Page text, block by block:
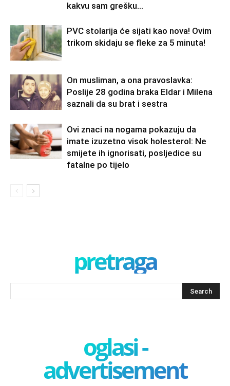
kakvu sam grešku...
PVC stolarija će sijati kao nova! Ovim
trikom skidaju se fleke za 5 minuta!
On musliman, a ona pravoslavka:
Poslije 28 godina braka Eldar i Milena
saznali da su brat i sestra
Ovi znaci na nogama pokazuju da
imate izuzetno visok holesterol: Ne
smijete ih ignorisati, posljedice su
fatalne po tijelo
pretraga
oglasi -
advertisement